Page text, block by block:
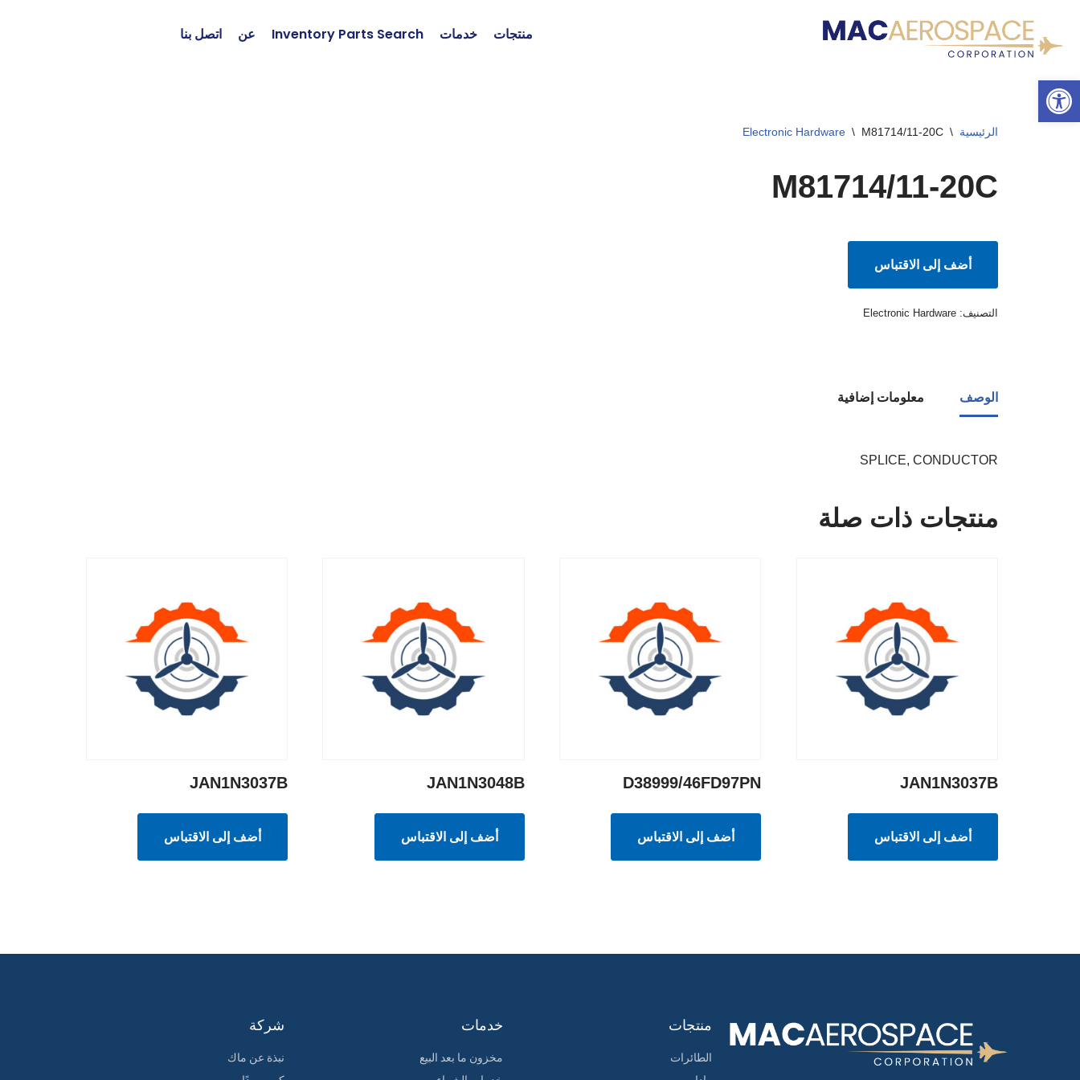
شريط الأدوات المفتوح
تخطى
المحتوى
منتجات خدمات Inventory Parts Search عن اتصل بنا
الرئيسية \
Electronic Hardware \ M81714/11-20C
M81714/11-20C
أضف إلى الاقتباس
التصنيف: Electronic Hardware
الوصف معلومات إضافية
SPLICE, CONDUCTOR
منتجات ذات صلة
JAN1N3037B
أضف إلى الاقتباس
D38999/46FD97PN
أضف إلى الاقتباس
JAN1N3048B
أضف إلى الاقتباس
JAN1N3037B
أضف إلى الاقتباس
منتجات
الطائرات
خدمات
مخزون ما بعد البيع
شركة
نبذة عن ماك